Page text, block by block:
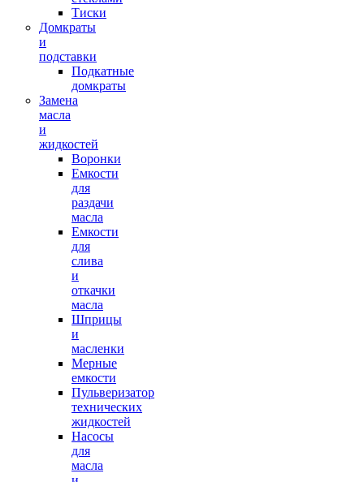
Тиски
Домкраты
и
подставки
Подкатные
домкраты
Замена
масла
и
жидкостей
Воронки
Емкости
для
раздачи
масла
Емкости
для
слива
и
откачки
масла
Шприцы
и
масленки
Мерные
емкости
Пульверизатор
технических
жидкостей
Насосы
для
масла